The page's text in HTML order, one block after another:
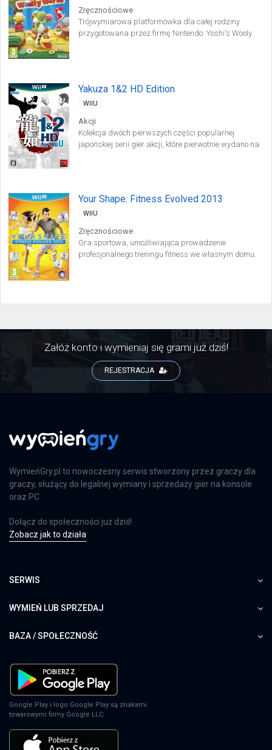
Zręcznościowe
Trójwymiarowa platformówka dla całej rodziny
przygotowana przez firmę Nintendo. Yoshi's Wooly
Yakuza 1&2 HD Edition
WIIU
Akcji
Kolekcja dwóch pierwszych części popularnej
japońskiej serii gier akcji, które pierwotnie wydano na
Your Shape: Fitness Evolved 2013
WIIU
Zręcznościowe
Gra sportowa, umożliwiająca prowadzenie
profesjonalnego treningu fitness we własnym domu.
Załóż konto i wymieniaj się grami już dziś!
REJESTRACJA
WymieńGry.pl to nowoczesny serwis stworzony przez graczy dla
graczy, służący do legalnej wymiany i sprzedaży gier na konsole
oraz PC.
Dołącz do społeczności już dziś!
Zobacz jak to działa
SERWIS
WYMIEŃ LUB SPRZEDAJ
BAZA / SPOŁECZNOŚĆ
Google Play i logo Google Play są znakami
towarowymi firmy Google LLC.